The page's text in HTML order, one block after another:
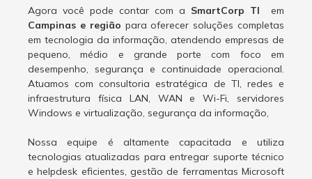
Agora você pode contar com a SmartCorp TI em
Campinas e região para oferecer soluções completas
em tecnologia da informação, atendendo empresas de
pequeno, médio e grande porte com foco em
desempenho, segurança e continuidade operacional.
Atuamos com consultoria estratégica de TI, redes e
infraestrutura física LAN, WAN e Wi-Fi, servidores
Windows e virtualização, segurança da informação,
Nossa equipe é altamente capacitada e utiliza
tecnologias atualizadas para entregar suporte técnico
e helpdesk eficientes, gestão de ferramentas Microsoft